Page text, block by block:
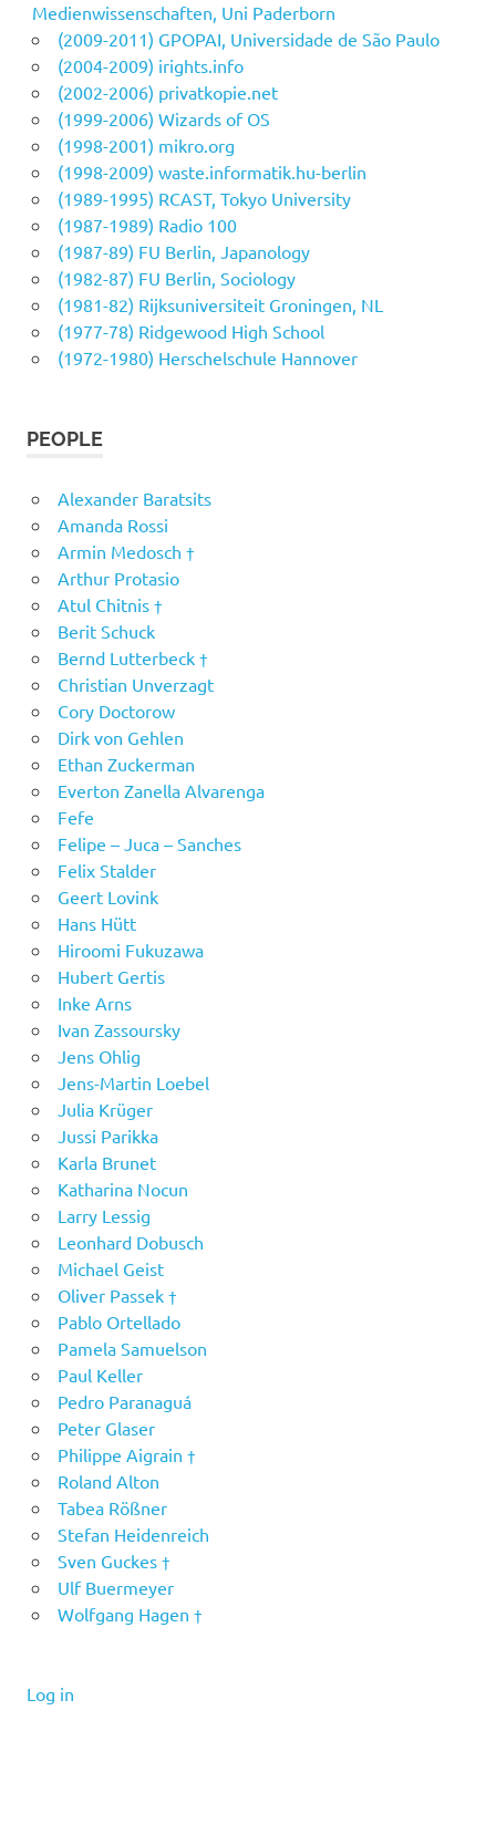
Medienwissenschaften, Uni Paderborn
(2009-2011) GPOPAI, Universidade de São Paulo
(2004-2009) irights.info
(2002-2006) privatkopie.net
(1999-2006) Wizards of OS
(1998-2001) mikro.org
(1998-2009) waste.informatik.hu-berlin
(1989-1995) RCAST, Tokyo University
(1987-1989) Radio 100
(1987-89) FU Berlin, Japanology
(1982-87) FU Berlin, Sociology
(1981-82) Rijksuniversiteit Groningen, NL
(1977-78) Ridgewood High School
(1972-1980) Herschelschule Hannover
PEOPLE
Alexander Baratsits
Amanda Rossi
Armin Medosch †
Arthur Protasio
Atul Chitnis †
Berit Schuck
Bernd Lutterbeck †
Christian Unverzagt
Cory Doctorow
Dirk von Gehlen
Ethan Zuckerman
Everton Zanella Alvarenga
Fefe
Felipe – Juca – Sanches
Felix Stalder
Geert Lovink
Hans Hütt
Hiroomi Fukuzawa
Hubert Gertis
Inke Arns
Ivan Zassoursky
Jens Ohlig
Jens-Martin Loebel
Julia Krüger
Jussi Parikka
Karla Brunet
Katharina Nocun
Larry Lessig
Leonhard Dobusch
Michael Geist
Oliver Passek †
Pablo Ortellado
Pamela Samuelson
Paul Keller
Pedro Paranaguá
Peter Glaser
Philippe Aigrain †
Roland Alton
Tabea Rößner
Stefan Heidenreich
Sven Guckes †
Ulf Buermeyer
Wolfgang Hagen †
Log in